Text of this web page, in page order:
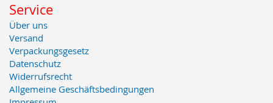
Service
Über uns
Versand
Verpackungsgesetz
Datenschutz
Widerrufsrecht
Allgemeine Geschäftsbedingungen